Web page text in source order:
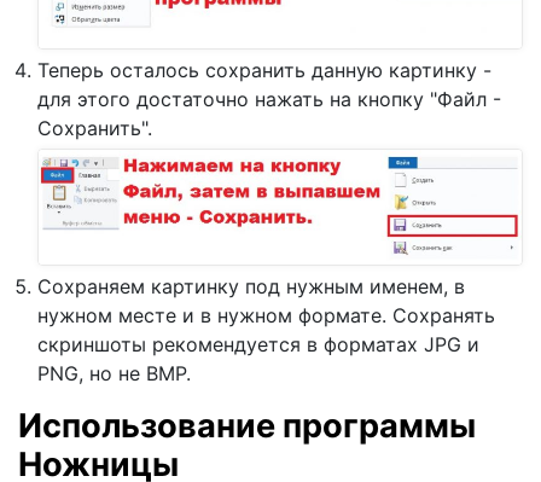
Теперь осталось сохранить данную картинку -
для этого достаточно нажать на кнопку "Файл -
Сохранить".
Сохраняем картинку под нужным именем, в
нужном месте и в нужном формате. Сохранять
скриншоты рекомендуется в форматах JPG и
PNG, но не BMP.
Использование программы
Ножницы